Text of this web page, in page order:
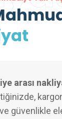
arası
güvenlikle